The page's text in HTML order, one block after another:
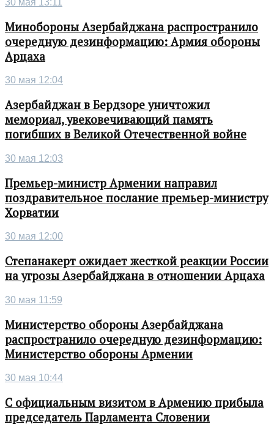
30 мая 13:11
Минобороны Азербайджана распространило
очередную дезинформацию: Армия обороны
Арцаха
30 мая 12:04
Азербайджан в Бердзоре уничтожил
мемориал, увековечивающий память
погибших в Великой Отечественной войне
30 мая 12:03
Премьер-министр Армении направил
поздравительное послание премьер-министру
Хорватии
30 мая 12:00
Степанакерт ожидает жесткой реакции России
на угрозы Азербайджана в отношении Арцаха
30 мая 11:59
Министерство обороны Азербайджана
распространило очередную дезинформацию:
Министерство обороны Армении
30 мая 10:44
С официальным визитом в Армению прибыла
председатель Парламента Словении